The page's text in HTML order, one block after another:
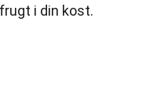
i din kost.